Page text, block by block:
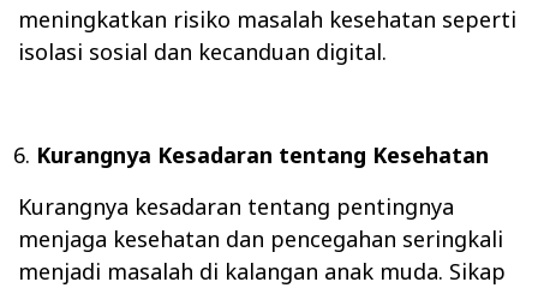
meningkatkan risiko masalah kesehatan seperti
isolasi sosial dan kecanduan digital.
Kurangnya Kesadaran tentang Kesehatan
Kurangnya kesadaran tentang pentingnya
menjaga kesehatan dan pencegahan seringkali
menjadi masalah di kalangan anak muda. Sikap